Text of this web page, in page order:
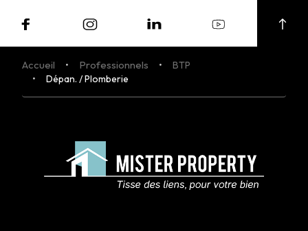
Accueil Professionnels
BTP
Dépan. / Plomberie